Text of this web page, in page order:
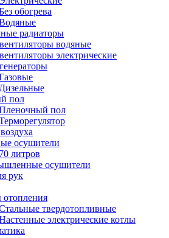
обогрева
радиаторы
водяные
электрические
Дизельные
пол
пол
осушители
70 литров
осушители
рук
твердотопливные
электрические котлы